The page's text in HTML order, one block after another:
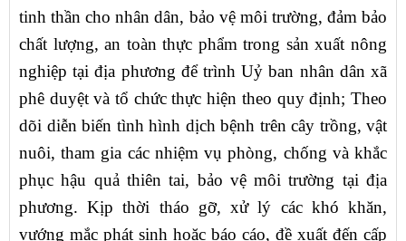
tinh thần cho nhân dân, bảo vệ môi trường, đảm bảo
chất lượng, an toàn thực phẩm trong sản xuất nông
nghiệp tại địa phương để trình Uỷ ban nhân dân xã
phê duyệt và tổ chức thực hiện theo quy định; Theo
dõi diễn biến tình hình dịch bệnh trên cây trồng, vật
nuôi, tham gia các nhiệm vụ phòng, chống và khắc
phục hậu quả thiên tai, bảo vệ môi trường tại địa
phương. Kịp thời tháo gỡ, xử lý các khó khăn,
vướng mắc phát sinh hoặc báo cáo, đề xuất đến cấp